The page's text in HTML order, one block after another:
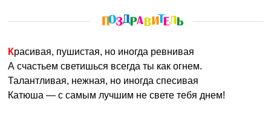
Красивая, пушистая, но иногда ревнивая
А счастьем светишься всегда ты как огнем.
Талантливая, нежная, но иногда спесивая
Катюша — с самым лучшим не свете тебя днем!